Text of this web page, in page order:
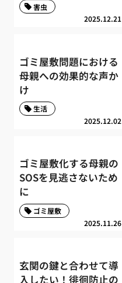
2025.12.21
害虫
ゴミ屋敷問題における
母親への効果的な声か
け
2025.12.02
生活
ゴミ屋敷化する母親の
SOSを見逃さないため
に
2025.11.26
ゴミ屋敷
玄関の鍵と合わせて導
入したい！徘徊防止の